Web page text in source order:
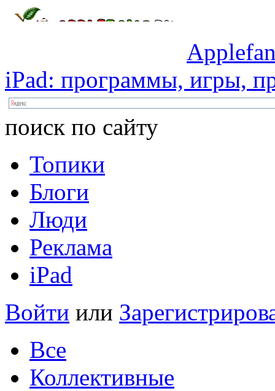
iPad: программы, игры,
поиск по сайту
Топики
Блоги
Люди
Реклама
iPad
Войти или
Все
Коллективные